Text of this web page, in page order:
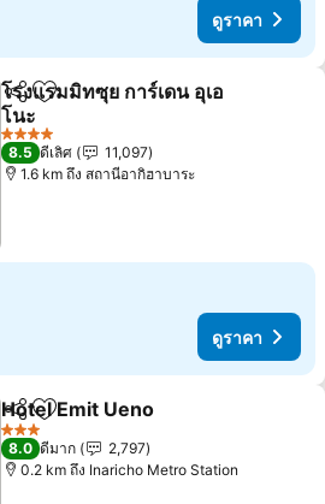
ดูราคา
แชร์ เพิ่มในรายการโปรด
โรงแรมมิทซุย การ์เดน อุเอ
โนะ
4 ดาว
8.5 ดีเลิศ
11,097
1.6 km ถึง สถานีอากิฮาบาระ
ดูราคา
แชร์ เพิ่มในรายการโปรด
Hotel Emit Ueno
3 ดาว
8.0 ดีมาก
2,797
0.2 km ถึง Inaricho Metro Station